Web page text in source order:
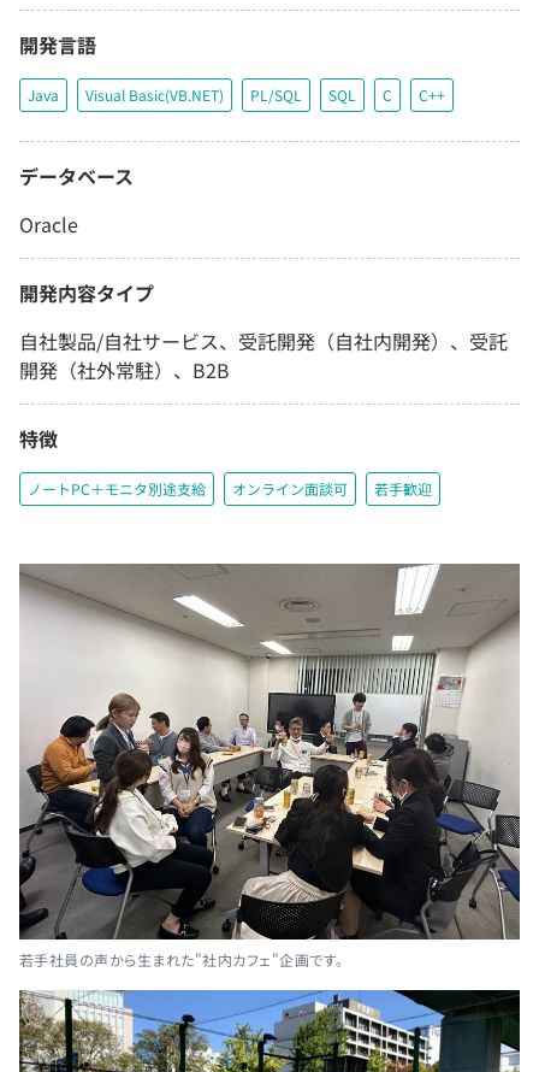
開発言語
Java Visual Basic(VB.NET) PL/SQL SQL C C++
データベース
Oracle
開発内容タイプ
自社製品/自社サービス、受託開発（自社内開発）、受託
開発（社外常駐）、B2B
特徴
ノートPC＋モニタ別途支給 オンライン面談可 若手歓迎
若手社員の声から生まれた"社内カフェ"企画です。